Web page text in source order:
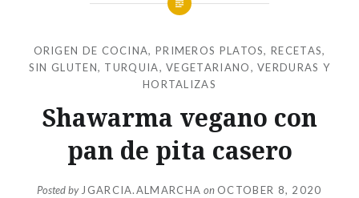
ORIGEN DE COCINA, PRIMEROS PLATOS,RECETAS,
SIN GLUTEN, TURQUIA,VEGETARIANO,VERDURAS Y
HORTALIZAS
Shawarma vegano con
pan de pita casero
Posted by JGARCIA.ALMARCHA on OCTOBER 8, 2020